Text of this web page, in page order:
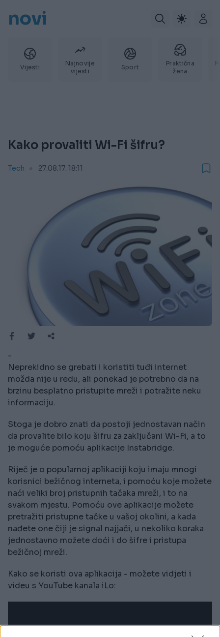
novi
Vijesti
Najnovije
vijesti
Sport
Praktična
žena
Kako provaliti Wi-Fi šifru?
Tech 27.08.17. 18:11
-
Neprekidno se grebati i koristiti tuđi internet
možda nije u redu, ali ponekad je potrebno da na
brzinu besplatno pristupite mreži i potražite neku
informaciju.
Stoga je dobro znati da postoji jednostavan način
da provalite bilo koju šifru za zaključani Wi-Fi, a to
je moguće pomoću aplikacije Instabridge.
Riječ je o popularnoj aplikaciji koju imaju mnogi
korisnici bežičnog interneta, i pomoću koje možete
naći veliki broj pristupnih tačaka mreži, i to na
svakom mjestu. Pomoću ove aplikacije možete
pretražiti pristupne tačke u vašoj okolini, a kada
nađete one čiji je signal najjači, u nekoliko koraka
jednostavno možete doći i do šifre i pristupa
bežičnoj mreži.
Kako se koristi ova aplikacija - možete vidjeti i
videu s YouTube kanala iLo: